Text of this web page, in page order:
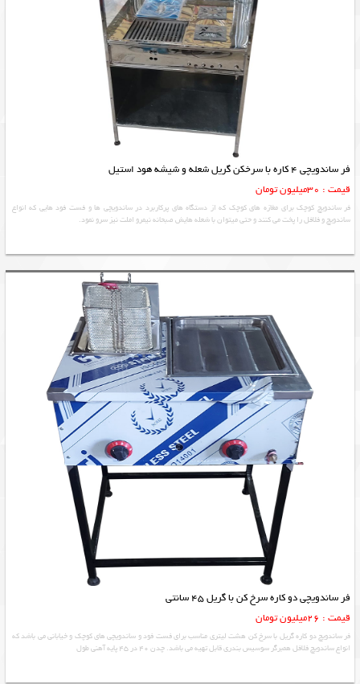
فر ساندویچی 4 کاره با سرخکن گریل شعله و شیشه هود استیل
قیمت : 30میلیون تومان
فر ساندویچ کوچک برای مغازه های کوچک که از دستگاه های پرکاربرد در ساندویچی ها و فست فود هایی که انواع
ساندویچ و فلافل را پخت می کنند و حتی میتوان با شعله هایش صبحانه نیمرو املت نیز سرو نمود.
فر ساندویچی دو کاره سرخ کن با گریل 45 سانتی
قیمت : 26میلیون تومان
فر ساندویچ دو کاره گریل با سرخ کن هشت لیتری مناسب برای فست فود و ساندویچی های کوچک و خیابانی می باشد که
انواع ساندویچ فلافل همبرگر سوسیس بندری قابل تهیه می باشد. چدن 40 در 45 پایه آهنی طول